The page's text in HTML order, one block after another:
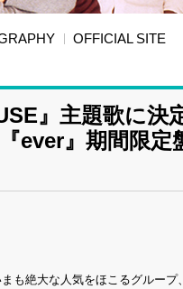
OFFICIAL SITE
』主題歌に決
ever』期間限定
も絶大な人気をほこるグループ